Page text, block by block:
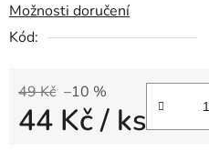
Možnosti doručení
Kód:
49 Kč –10 %
44 Kč/ ks